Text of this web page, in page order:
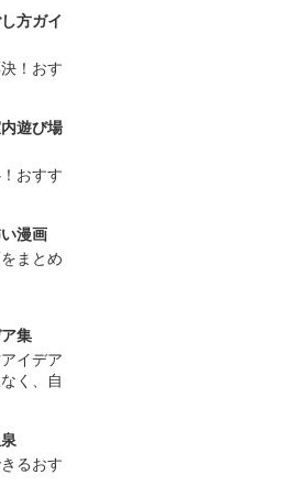
方ガイ
！おす
遊び場
おすす
漫画
まとめ
集
イデア
く、自
るおす